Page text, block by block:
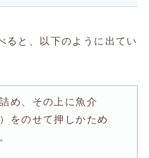
ると、以下のように出てい
め、その上に魚介
をのせて押しかため